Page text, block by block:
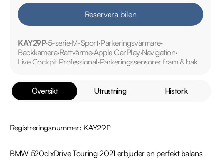
Reservera bilen
KAY29P5-serieM-Sport Parkeringsvärmare
BackkameraRattvärmeApple CarPlay Navigation
Live Cockpit Professional Parkeringssensorer fram & bak
Översikt Utrustning Historik
Registreringsnummer: KAY29P
BMW 520d xDrive Touring 2021 erbjuder en perfekt balans